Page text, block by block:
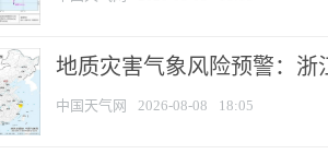
地质灾害气象风险预警：
中国天气网 2026-08-08 18:05